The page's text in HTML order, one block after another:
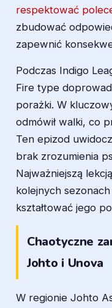
respektować
zbudować
zapewnić
Podczas Indigo
Fire type
porażki. W
odmówił walki, co
Ten epizod
brak zrozumienia
Najważniejszą
kolejnych
kształtować jego
Chaotyczne
Johto i Unova
W regionie Johto